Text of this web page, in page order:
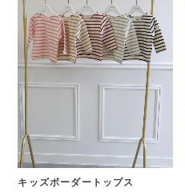
キッズボーダートップス